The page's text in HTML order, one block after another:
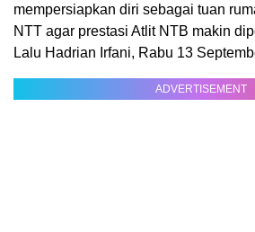
mempersiapkan diri sebagai tuan
NTT agar prestasi Atlit NTB makin
Lalu Hadrian Irfani, Rabu 13
ADVERTISEMENT